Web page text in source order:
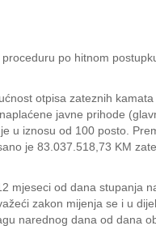
po hitnom
otpisa zateznih
javne prihode
u iznosu od 100 posto.
je 83.037.518,73 KM
mjeseci od dana stupanja
zakon mijenja se i u
narednog dana od dana